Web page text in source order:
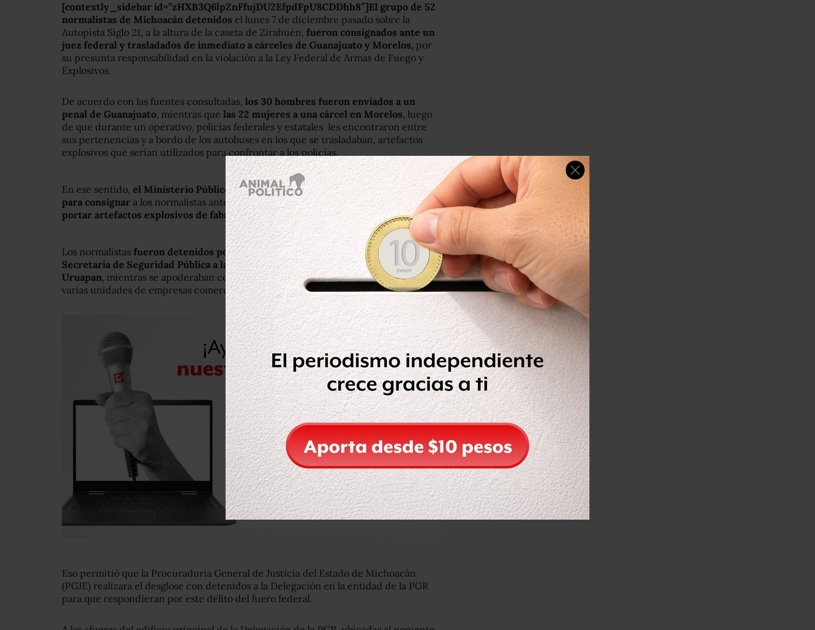
[contextly_sidebar id=”zHXB3Q6lpZnFfujDU2EfpdFpU8CDDhh8″]El grupo de 52
normalistas de Michoacán detenidos el lunes 7 de diciembre pasado sobre la
Autopista Siglo 21, a la altura de la caseta de Zirahuén, fueron consignados ante un
juez federal y trasladados de inmediato a cárceles de Guanajuato y Morelos, por
su presunta responsabilidad en la violación a la Ley Federal de Armas de Fuego y
Explosivos.
De acuerdo con las fuentes consultadas, los 30 hombres fueron enviados a un
penal de Guanajuato, mientras que las 22 mujeres a una cárcel en Morelos, luego
de que durante un operativo, policías federales y estatales les encontraron entre
sus pertenencias y a bordo de los autobuses en los que se trasladaban, artefactos
explosivos que serían utilizados para confrontar a los policías.
En ese sentido, el Ministerio Público Federal encontró las pruebas suficientes
para consignar a los normalistas ante un juez federal de la causa,
señalados de
portar artefactos explosivos de fabricación casera.
Los normalistas fueron detenidos por elementos de la Policía Federal y de la
Secretaría de Seguridad Pública a la altura del kilómetro 66 del tramo Morelia-
Uruapan, mientras se apoderaban con violencia de dos autobuses de pasajeros y
varias unidades de empresas comerciales.
Eso permitió que la Procuraduría General de Justicia del Estado de Michoacán
(PGJE) realizara el desglose con detenidos a la Delegación en la entidad de la PGR
para que respondieran por este delito del fuero federal.